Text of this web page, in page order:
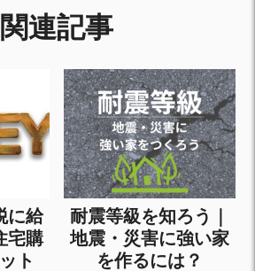
関連記事
に給
宅購
ト
耐震等級を知ろう｜
地震・災害に強い家
を作るには？